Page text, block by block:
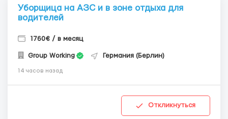
Уборщица на АЗС и в зоне отдыха для
водителей
1760€ / в месяц
Group Working Германия (Берлин)
14 часов назад
Откликнуться